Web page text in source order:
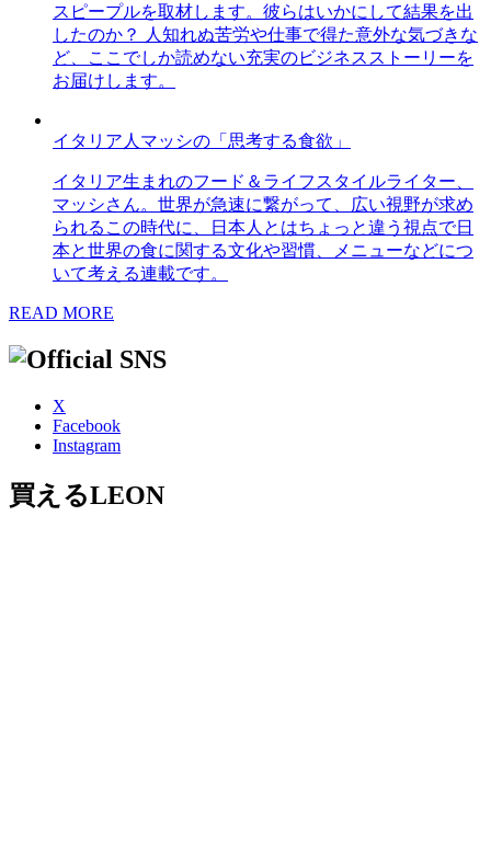
スピープルを取材します。彼らはいかにして結果を出
したのか？ 人知れぬ苦労や仕事で得た意外な気づきな
ど、ここでしか読めない充実のビジネスストーリーを
お届けします。
イタリア人マッシの「思考する食欲」
イタリア生まれのフード＆ライフスタイルライター、
マッシさん。世界が急速に繋がって、広い視野が求め
られるこの時代に、日本人とはちょっと違う視点で日
本と世界の食に関する文化や習慣、メニューなどにつ
いて考える連載です。
READ MORE
X
Facebook
Instagram
買えるLEON